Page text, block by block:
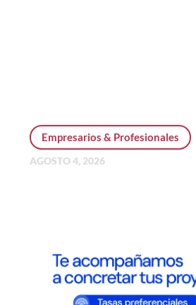
Empresarios & Profesionales
AGOSTO 4, 2026